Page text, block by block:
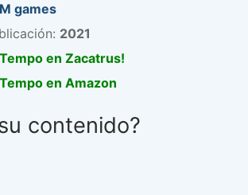
games
2021
en Zacatrus!
en Amazon
contenido?